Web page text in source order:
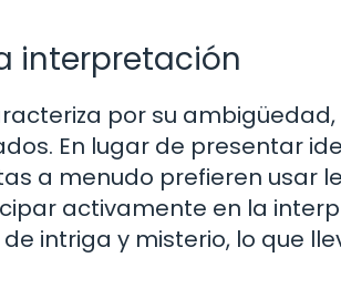
interpretación
por su
En lugar de presentar
a menudo prefieren usar
activamente en la
intriga y misterio, lo que